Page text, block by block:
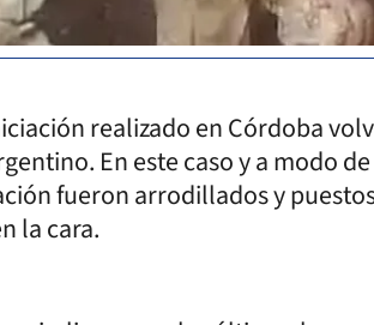
realizado en Córdoba
En este caso y a modo
fueron arrodillados y
la cara.